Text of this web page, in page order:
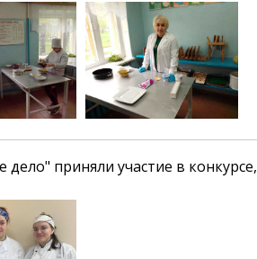
приняли участие в конкурсе,